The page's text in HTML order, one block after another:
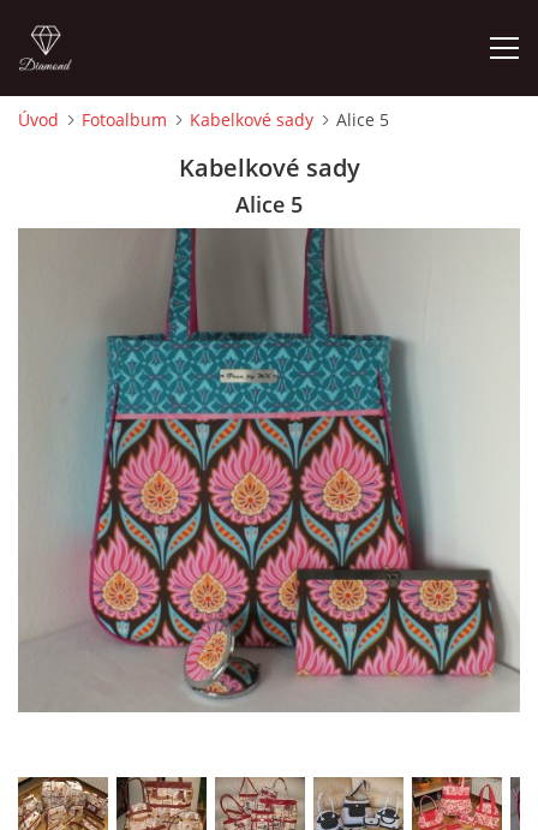
MOJE POSLEDNÍ PRÁCE
jk-laguna@seznam.cz
© 2025 eStránky.cz
Úvod Fotoalbum Kabelkové sady Alice 5
Kabelkové sady
Alice 5